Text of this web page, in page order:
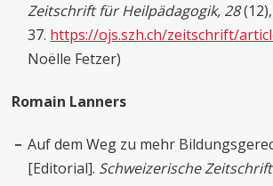
Zeitschrift für Heilpädagogik, 28
37. https://ojs.szh.ch/zeitschrift/
Noëlle Fetzer)
Romain Lanners
Auf dem Weg zu mehr
[Editorial]. Schweizerische